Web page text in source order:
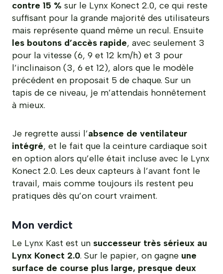
contre 15 % sur le Lynx Konect 2.0, ce qui reste
suffisant pour la grande majorité des utilisateurs
mais représente quand même un recul. Ensuite
les boutons d’accès rapide, avec seulement 3
pour la vitesse (6, 9 et 12 km/h) et 3 pour
l’inclinaison (3, 6 et 12), alors que le modèle
précédent en proposait 5 de chaque. Sur un
tapis de ce niveau, je m’attendais honnêtement
à mieux.
Je regrette aussi l’absence de ventilateur
intégré, et le fait que la ceinture cardiaque soit
en option alors qu’elle était incluse avec le Lynx
Konect 2.0. Les deux capteurs à l’avant font le
travail, mais comme toujours ils restent peu
pratiques dès qu’on court vraiment.
Mon verdict
Le Lynx Kast est un successeur très sérieux au
Lynx Konect 2.0. Sur le papier, on gagne une
surface de course plus large, presque deux